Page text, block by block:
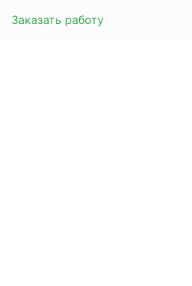
Заказать работу